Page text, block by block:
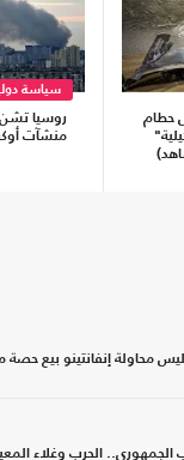
حطام
سياسة
روسيا
منشآت
الحرب وغلاء